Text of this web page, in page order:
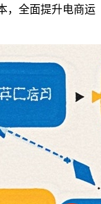
，全面提升电商运